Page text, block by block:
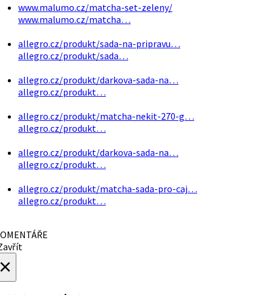
www.malumo.cz/matcha-set-zeleny/
www.malumo.cz/matcha…
allegro.cz/produkt/sada-na-pripravu…
allegro.cz/produkt/sada…
allegro.cz/produkt/darkova-sada-na…
allegro.cz/produkt…
allegro.cz/produkt/matcha-nekit-270-g…
allegro.cz/produkt…
allegro.cz/produkt/darkova-sada-na…
allegro.cz/produkt…
allegro.cz/produkt/matcha-sada-pro-caj…
allegro.cz/produkt…